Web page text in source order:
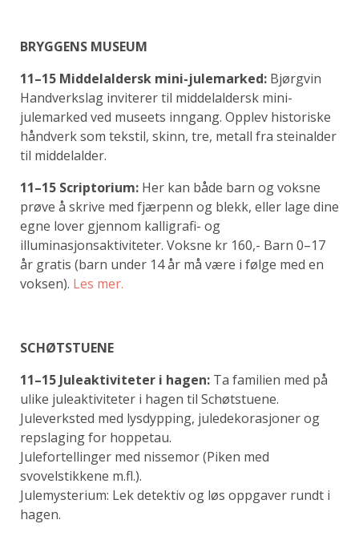
BRYGGENS MUSEUM
11–15 Middelaldersk mini-julemarked: Bjørgvin
Handverkslag inviterer til middelaldersk mini-
julemarked ved museets inngang. Opplev historiske
håndverk som tekstil, skinn, tre, metall fra steinalder
til middelalder.
11–15 Scriptorium: Her kan både barn og voksne
prøve å skrive med fjærpenn og blekk, eller lage dine
egne lover gjennom kalligrafi- og
illuminasjonsaktiviteter. Voksne kr 160,- Barn 0–17
år gratis (barn under 14 år må være i følge med en
voksen). Les mer.
SCHØTSTUENE
11–15 Juleaktiviteter i hagen: Ta familien med på
ulike juleaktiviteter i hagen til Schøtstuene.
Juleverksted med lysdypping, juledekorasjoner og
repslaging for hoppetau.
Julefortellinger med nissemor (Piken med
svovelstikkene m.fl.).
Julemysterium: Lek detektiv og løs oppgaver rundt i
hagen.